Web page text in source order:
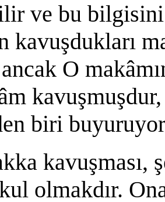
ve bu
kavuşdukları
O
biri
kavuşması,
olmakdır.